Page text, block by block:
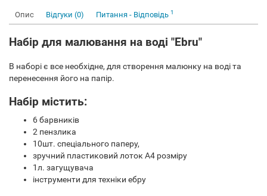
Опис Відгуки (0) Питання - Відповідь 1
Набір для малювання на воді "Ebru"
В наборі є все необхідне, для створення малюнку на воді та
перенесення його на папір.
Набір містить:
6 барвників
2 пензлика
10шт. спеціального паперу,
зручний пластиковий лоток А4 розміру
1л. загущувача
інструменти для техніки ебру